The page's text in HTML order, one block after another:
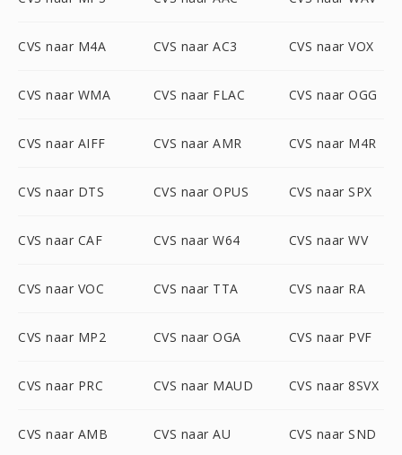
CVS naar M4A CVS naar AC3 CVS naar VOX
CVS naar WMA CVS naar FLAC CVS naar OGG
CVS naar AIFF CVS naar AMR CVS naar M4R
CVS naar DTS CVS naar OPUS CVS naar SPX
CVS naar CAF CVS naar W64 CVS naar WV
CVS naar VOC CVS naar TTA CVS naar RA
CVS naar MP2 CVS naar OGA CVS naar PVF
CVS naar PRC CVS naar MAUD CVS naar 8SVX
CVS naar AMB CVS naar AU CVS naar SND